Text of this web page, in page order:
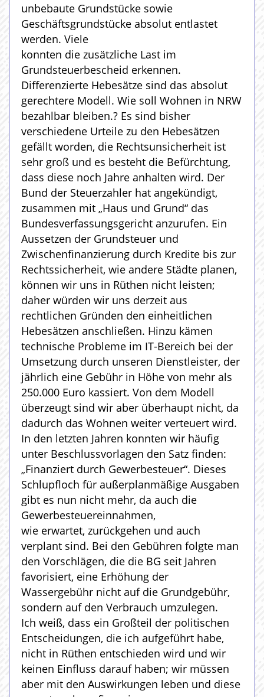
unbebaute Grundstücke sowie
Geschäftsgrundstücke absolut entlastet
werden. Viele
konnten die zusätzliche Last im
Grundsteuerbescheid erkennen.
Differenzierte Hebesätze sind das absolut
gerechtere Modell. Wie soll Wohnen in NRW
bezahlbar bleiben.? Es sind bisher
verschiedene Urteile zu den Hebesätzen
gefällt worden, die Rechtsunsicherheit ist
sehr groß und es besteht die Befürchtung,
dass diese noch Jahre anhalten wird. Der
Bund der Steuerzahler hat angekündigt,
zusammen mit „Haus und Grund“ das
Bundesverfassungsgericht anzurufen. Ein
Aussetzen der Grundsteuer und
Zwischenfinanzierung durch Kredite bis zur
Rechtssicherheit, wie andere Städte planen,
können wir uns in Rüthen nicht leisten;
daher würden wir uns derzeit aus
rechtlichen Gründen den einheitlichen
Hebesätzen anschließen. Hinzu kämen
technische Probleme im IT-Bereich bei der
Umsetzung durch unseren Dienstleister, der
jährlich eine Gebühr in Höhe von mehr als
250.000 Euro kassiert. Von dem Modell
überzeugt sind wir aber überhaupt nicht, da
dadurch das Wohnen weiter verteuert wird.
In den letzten Jahren konnten wir häufig
unter Beschlussvorlagen den Satz finden:
„Finanziert durch Gewerbesteuer“. Dieses
Schlupfloch für außerplanmäßige Ausgaben
gibt es nun nicht mehr, da auch die
Gewerbesteuereinnahmen,
wie erwartet, zurückgehen und auch
verplant sind. Bei den Gebühren folgte man
den Vorschlägen, die die BG seit Jahren
favorisiert, eine Erhöhung der
Wassergebühr nicht auf die Grundgebühr,
sondern auf den Verbrauch umzulegen.
Ich weiß, dass ein Großteil der politischen
Entscheidungen, die ich aufgeführt habe,
nicht in Rüthen entschieden wird und wir
keinen Einfluss darauf haben; wir müssen
aber mit den Auswirkungen leben und diese